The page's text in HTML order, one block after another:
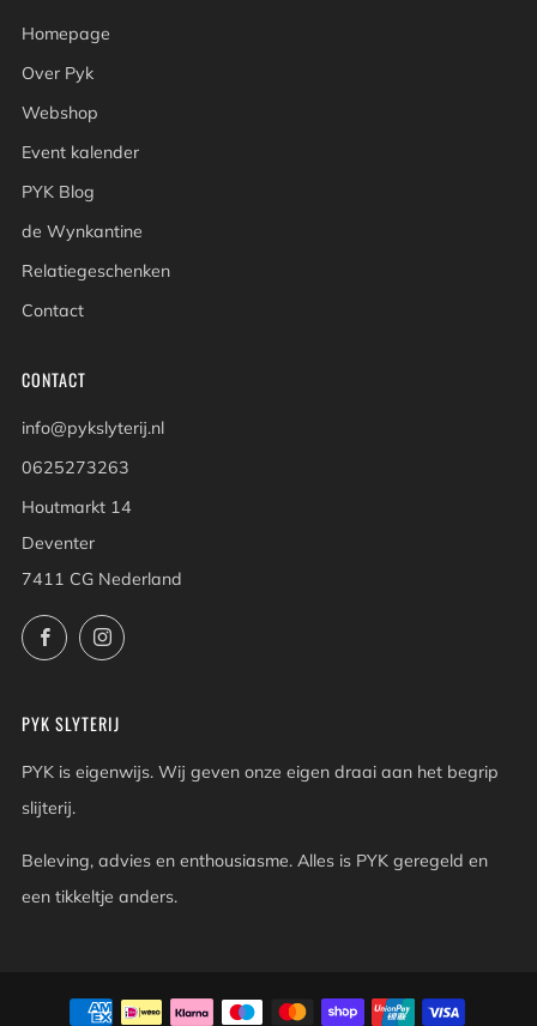
Homepage
Over Pyk
Webshop
Event kalender
PYK Blog
de Wynkantine
Relatiegeschenken
Contact
CONTACT
info@pykslyterij.nl
0625273263
Houtmarkt 14
Deventer
7411 CG Nederland
FacebookInstagram
PYK SLYTERIJ
PYK is eigenwijs. Wij geven onze eigen draai aan het begrip
slijterij.
Beleving, advies en enthousiasme. Alles is PYK geregeld en
een tikkeltje anders.